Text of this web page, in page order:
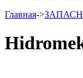
Главная->